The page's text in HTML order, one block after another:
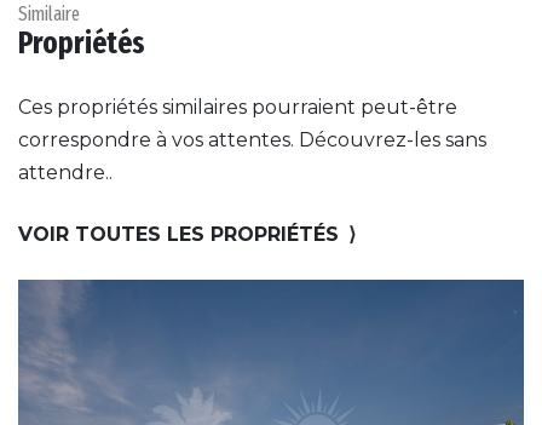
Similaire
Propriétés
Ces propriétés similaires pourraient peut-être
correspondre à vos attentes. Découvrez-les sans
attendre..
VOIR TOUTES LES PROPRIÉTÉS ⟩